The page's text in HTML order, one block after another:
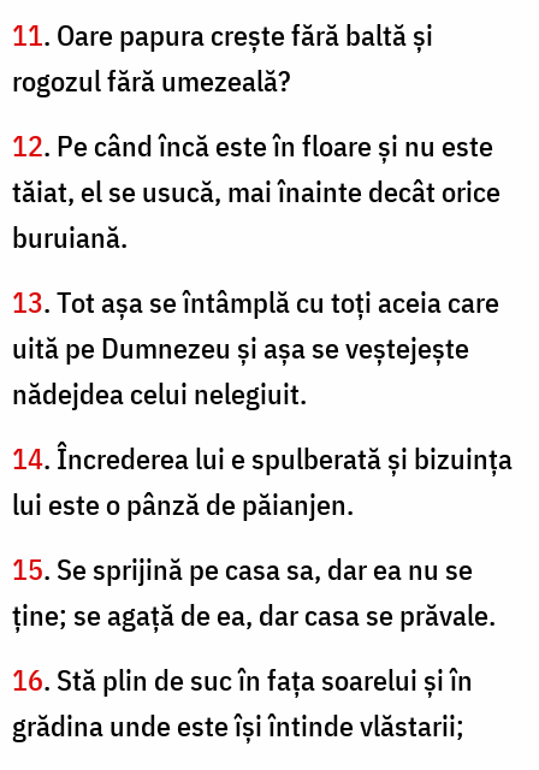
11. Oare papura creşte fără baltă şi
rogozul fără umezeală?
12. Pe când încă este în floare şi nu este
tăiat, el se usucă, mai înainte decât orice
buruiană.
13. Tot aşa se întâmplă cu toţi aceia care
uită pe Dumnezeu şi aşa se veştejeşte
nădejdea celui nelegiuit.
14. Încrederea lui e spulberată şi bizuinţa
lui este o pânză de păianjen.
15. Se sprijină pe casa sa, dar ea nu se
ţine; se agaţă de ea, dar casa se prăvale.
16. Stă plin de suc în faţa soarelui şi în
grădina unde este îşi întinde vlăstarii;